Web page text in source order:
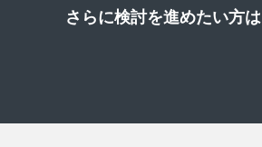
さらに検討を進めたい方は